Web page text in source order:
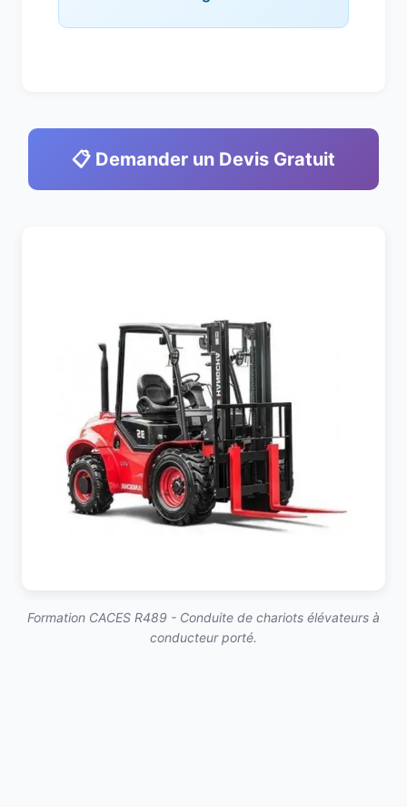
📋 Demander un Devis Gratuit
Formation CACES R489 - Conduite de chariots élévateurs à
conducteur porté.